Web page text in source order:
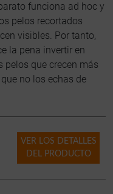
funciona ad hoc y
pelos recortados
visibles. Por tanto,
la pena invertir en
pelos que crecen más
no los echas de
VER LOS DETALLES
DEL PRODUCTO